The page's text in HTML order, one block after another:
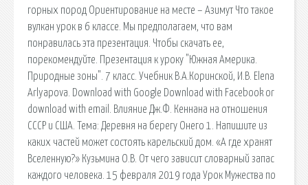
горных пород Ориентирование на месте – Азимут Что такое
вулкан урок в 6 классе. Мы предполагаем, что вам
понравилась эта презентация. Чтобы скачать ее,
порекомендуйте. Презентация к уроку "Южная Америка.
Природные зоны". 7 класс. Учебник В.А.Коринской, И.В. Elena
Arlyapova. Download with Google Download with Facebook or
download with email. Влияние Дж.Ф. Кеннана на отношения
СССР и США. Тема: Деревня на берегу Онего 1. Напишите из
каких частей может состоять карельский дом. «А где хранят
Вселенную?» Кузьмина О.В. От чего зависит словарный запас
каждого человека. 15 февраля 2019 года Урок Мужества по